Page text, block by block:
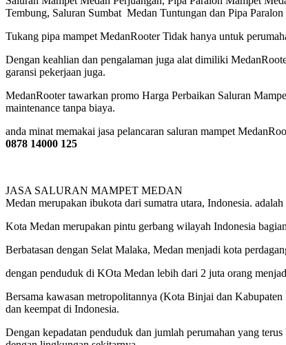
Tembung, Saluran Sumbat Medan Tuntungan dan Pipa
Tukang pipa mampet MedanRooter Tidak hanya untuk
Dengan keahlian dan pengalaman juga alat dimiliki
garansi pekerjaan juga.
MedanRooter tawarkan promo Harga Perbaikan Saluran
maintenance tanpa biaya.
anda minat memakai jasa pelancaran saluran mampet
0878 14000 125
JASA SALURAN MAMPET MEDAN
Medan merupakan ibukota dari sumatra utara, Indonesia.
Kota Medan merupakan pintu gerbang wilayah Indonesia
Berbatasan dengan Selat Malaka, Medan menjadi kota
dengan penduduk di KOta Medan lebih dari 2 juta orang
Bersama kawasan metropolitannya (Kota Binjai dan
dan keempat di Indonesia.
Dengan kepadatan penduduk dan jumlah perumahan yang